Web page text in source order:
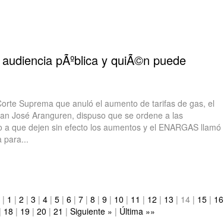
pÃºblica y quiÃ©n puede
Suprema que anuló el aumento de tarifas de gas, el
José Aranguren, dispuso que se ordene a las
que dejen sin efecto los aumentos y el ENARGAS llamó
para...
| 1 | 2 | 3 | 4| 5| 6| 7| 8 | 9| 10 | 11 | 12 | 13 | 14| 15| 16
| 18 | 19 | 20 | 21 | Siguiente » | Última »»